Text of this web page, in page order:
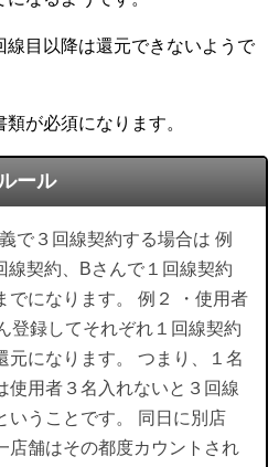
線目以降は還元できないようで
が必須になります。
ール
で３回線契約する場合は 例
線契約、Bさんで１回線契約
でになります。 例２ ・使用者
登録してそれぞれ１回線契約
元になります。 つまり、１名
使用者３名入れないと３回線
いうことです。 同日に別店
店舗はその都度カウントされ